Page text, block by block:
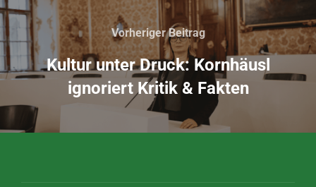
Vorheriger Beitrag
Kultur unter Druck: Kornhäusl
ignoriert Kritik & Fakten